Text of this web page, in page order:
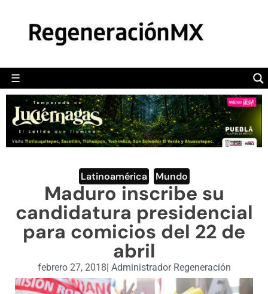
☰
POLÍTICA
CAMALEÓN
OPINIÓN
DEPORTES
ENGLISH SECTION
VIDEOS
Latinoamérica Mundo
Maduro inscribe su
candidatura presidencial
para comicios del 22 de
abril
febrero 27, 2018| Administrador Regeneración